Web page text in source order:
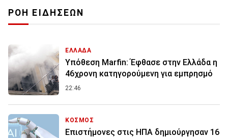
ΡΟΗ ΕΙΔΗΣΕΩΝ
ΕΛΛΑΔΑ
Υπόθεση Marfin: Έφθασε στην Ελλάδα η
46χρονη κατηγορούμενη για εμπρησμό
22:46
ΚΟΣΜΟΣ
Επιστήμονες στις ΗΠΑ δημιούργησαν 16